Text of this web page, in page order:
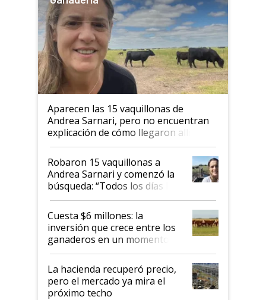
Aparecen las 15 vaquillonas de
Andrea Sarnari, pero no encuentran
explicación de cómo llegaron allí
Robaron 15 vaquillonas a
Andrea Sarnari y comenzó la
búsqueda: “Todos los días le
toca a algún productor”
Cuesta $6 millones: la
inversión que crece entre los
ganaderos en un momento
histórico para la actividad
La hacienda recuperó precio,
pero el mercado ya mira el
próximo techo